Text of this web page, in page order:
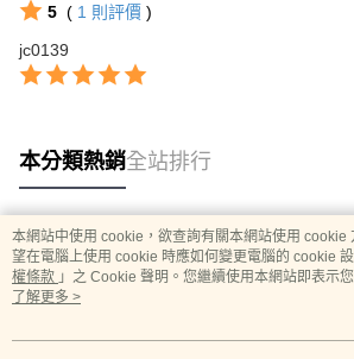
5 ( 1 則評價 )
jc0139
本分類熱銷全站排行
熱門標籤
本網站中使用 cookie，欲查詢有關本網站使用 cookie
望在電腦上使用 cookie 時應如何變更電腦的 cookie
權條款 」之 Cookie 聲明。您繼續使用本網站即表示
用條款之 Cookie 聲明使用 cookie。
了解更多 >